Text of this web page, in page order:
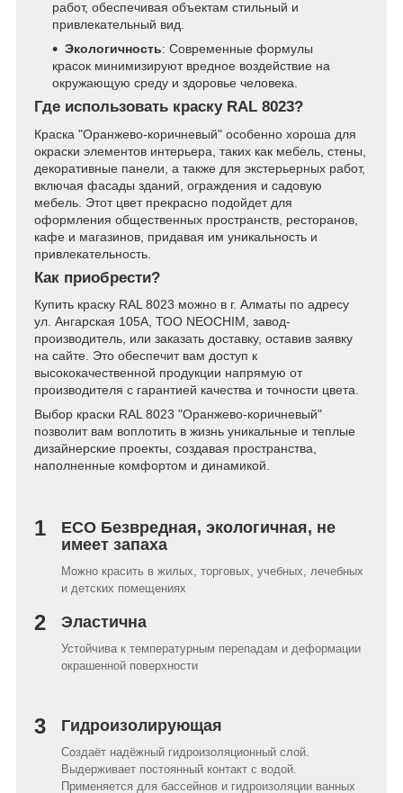
работ, обеспечивая объектам стильный и
привлекательный вид.
Экологичность: Современные формулы
красок минимизируют вредное воздействие на
окружающую среду и здоровье человека.
Где использовать краску RAL 8023?
Краска "Оранжево-коричневый" особенно хороша для
окраски элементов интерьера, таких как мебель, стены,
декоративные панели, а также для экстерьерных работ,
включая фасады зданий, ограждения и садовую
мебель. Этот цвет прекрасно подойдет для
оформления общественных пространств, ресторанов,
кафе и магазинов, придавая им уникальность и
привлекательность.
Как приобрести?
Купить краску RAL 8023 можно в г. Алматы по адресу
ул. Ангарская 105А, ТОО NEOCHIM, завод-
производитель, или заказать доставку, оставив заявку
на сайте. Это обеспечит вам доступ к
высококачественной продукции напрямую от
производителя с гарантией качества и точности цвета.
Выбор краски RAL 8023 "Оранжево-коричневый"
позволит вам воплотить в жизнь уникальные и теплые
дизайнерские проекты, создавая пространства,
наполненные комфортом и динамикой.
1
ECO Безвредная, экологичная, не
имеет запаха
Можно красить в жилых, торговых, учебных, лечебных
и детских помещениях
2 Эластична
Устойчива к температурным перепадам и деформации
окрашенной поверхности
3 Гидроизолирующая
Создаёт надёжный гидроизоляционный слой.
Выдерживает постоянный контакт с водой.
Применяется для бассейнов и гидроизоляции ванных